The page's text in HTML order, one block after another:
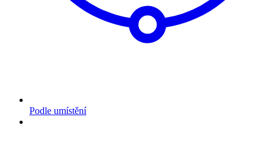
Podle umístění